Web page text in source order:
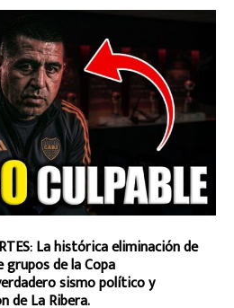
La histórica eliminación de
grupos de la Copa
sismo político y
de La Ribera.